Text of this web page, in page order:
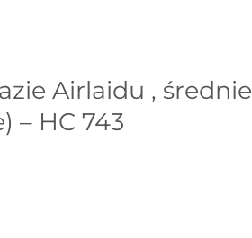
Airlaidu , średnie
– HC 743